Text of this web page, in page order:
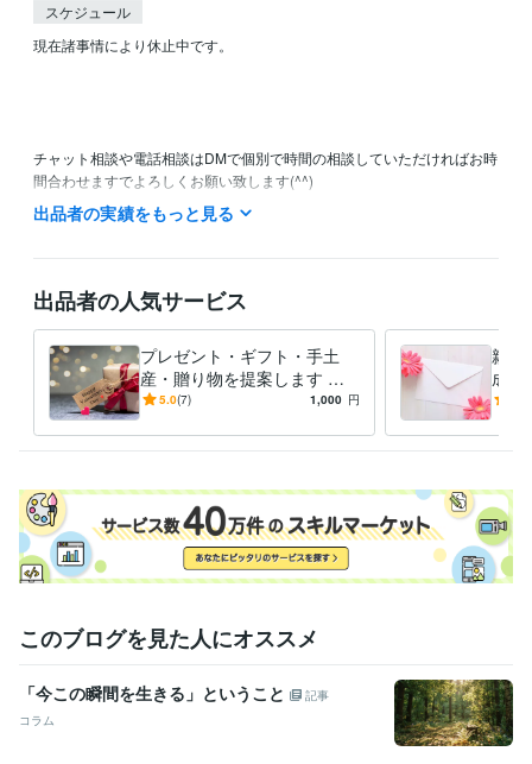
スケジュール
現在諸事情により休止中です。
チャット相談や電話相談はDMで個別で時間の相談していただければお時
間合わせますでよろしくお願い致します(^^)
主に平日の10:00〜15:00にお電話の待機しております。
ご予約・お問い合わせ24時間受付中です♪
【今すぐ相談可能】と表示されている時は
購入後すぐにお電話、チャットできます。
離席中でも対応可能な場合もございます。
まずはお気軽にお問い合わせくださいませ♪
ココナラ初出品 ココナラ販売実績100件突破
資格・検定
ことわざ検定5級 取得年 : 2019年
秘書技能検定準1級 取得年 : 2008年
愚痴聞き/お悩み相談/話し相手
出品者の実績をもっと見る
出品者の人気サービス
プレゼント・ギフト・手土
産・贈り物を提案します セ
ンスの良いプレゼント選び、
5.0(7) 1,000 円
親か
成・
の心
しょ
このブログを見た人にオススメ
「今この瞬間を生きる」ということ
記事
コラム